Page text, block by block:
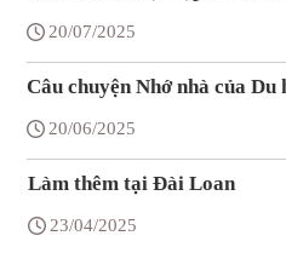
20/07/2025
Câu chuyện Nhớ nhà của
20/06/2025
Làm thêm tại Đài Loan
23/04/2025